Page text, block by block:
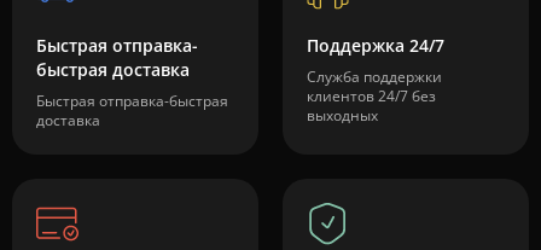
Быстрая отправка-
быстрая доставка
Быстрая отправка-быстрая
доставка
Поддержка 24/7
Служба поддержки
клиентов 24/7 без
выходных